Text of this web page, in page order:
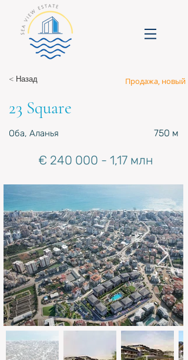
< Назад Продажа, новый
23 Square
Оба, Аланья 750 м
€ 240 000 - 1,17 млн